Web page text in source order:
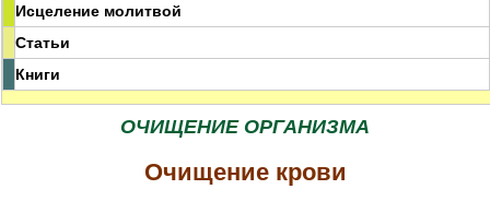
Исцеление молитвой
Статьи
Книги
ОЧИЩЕНИЕ ОРГАНИЗМА
Очищение крови